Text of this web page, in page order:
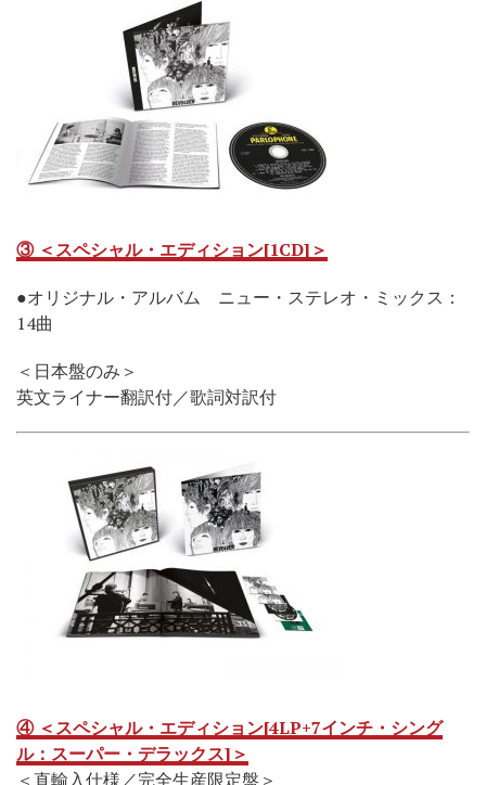
③ ＜スペシャル・エディション[1CD]＞
●オリジナル・アルバム ニュー・ステレオ・ミックス：
14曲
＜日本盤のみ＞
英文ライナー翻訳付／歌詞対訳付
④ ＜スペシャル・エディション[4LP+7インチ・シング
ル：スーパー・デラックス]＞
＜直輸入仕様／完全生産限定盤＞